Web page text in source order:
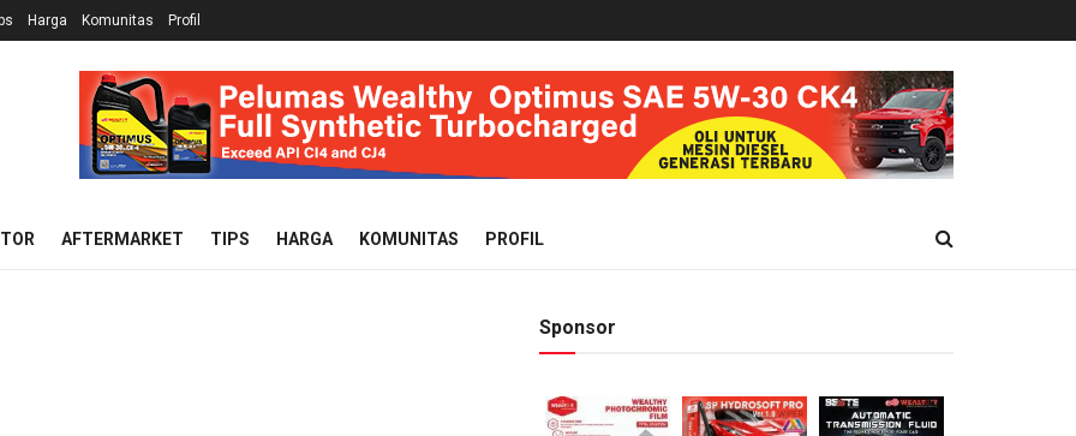
Harga Komunitas Profil
AFTERMARKET TIPS HARGA KOMUNITAS PROFIL
Sponsor